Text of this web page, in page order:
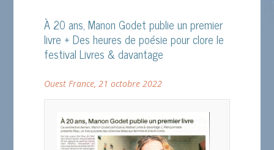
À 20 ans, Manon Godet publie un premier
livre + Des heures de poésie pour clore le
festival Livres & davantage
Ouest France, 21 octobre 2022